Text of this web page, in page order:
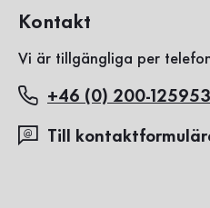
Kontakt
Vi är tillgängliga per
+46 (0) 200-125953
Till